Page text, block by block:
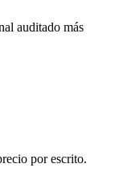
auditado más
por escrito.